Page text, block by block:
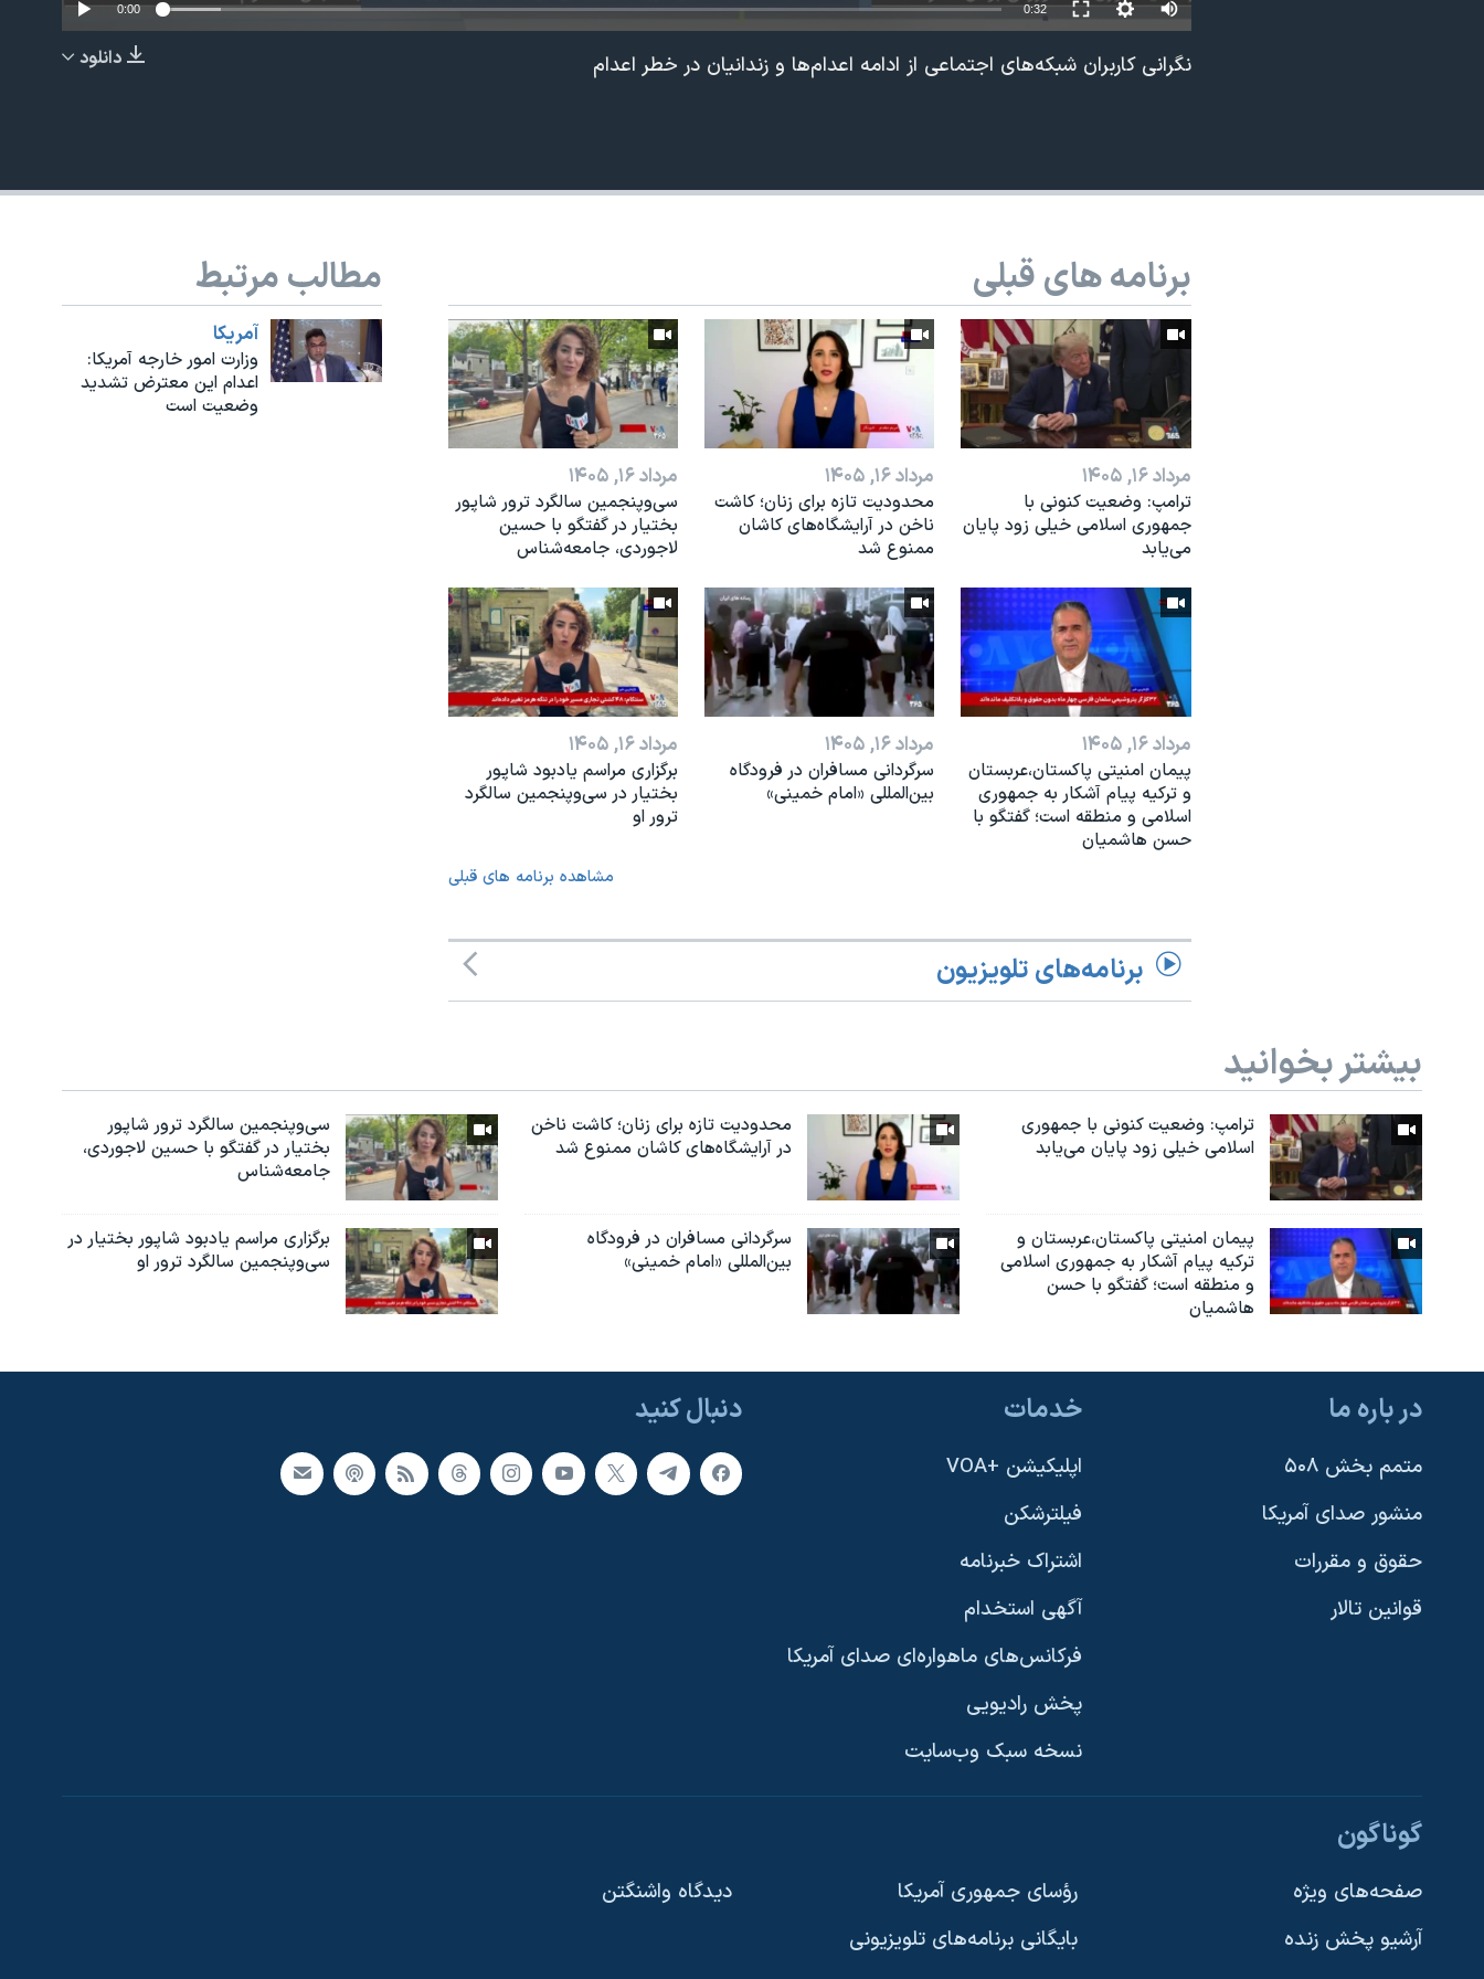
دنبال کنید
زبانهای مختلف
EMBED
0:00 0:32
دانلود نگرانی کاربران شبکه‌های اجتماعی از ادامه اعدام‌ها و زندانیان در خطر اعدام
مطالب مرتبط
آمريکا
وزارت امور خارجه آمریکا:
اعدام این معترض تشدید
وضعیت است
برنامه های قبلی
مرداد ۱۶, ۱۴۰۵
ترامپ: وضعیت کنونی با
جمهوری اسلامی خیلی زود پایان
می‌یابد
مرداد ۱۶, ۱۴۰۵
محدودیت تازه برای زنان؛ کاشت
ناخن در آرایشگاه‌های کاشان
ممنوع شد
مرداد ۱۶, ۱۴۰۵
سی‌وپنجمین سالگرد ترور شاپور
بختیار در گفتگو با حسین
لاجوردی، جامعه‌شناس
مرداد ۱۶, ۱۴۰۵
پیمان امنیتی پاکستان،عربستان
و ترکیه پیام آشکار به جمهوری
اسلامی و منطقه است؛ گفتگو با
حسن هاشمیان
مرداد ۱۶, ۱۴۰۵
سرگردانی مسافران در فرودگاه
بین‌المللی «امام خمینی»
مرداد ۱۶, ۱۴۰۵
برگزاری مراسم یادبود شاپور
بختیار در سی‌وپنجمین سالگرد
ترور او
مشاهده برنامه های قبلی
برنامه‌های تلویزیون
بیشتر بخوانید
ترامپ: وضعیت کنونی با جمهوری
اسلامی خیلی زود پایان می‌یابد
محدودیت تازه برای زنان؛ کاشت ناخن
در آرایشگاه‌های کاشان ممنوع شد
سی‌وپنجمین سالگرد ترور شاپور
بختیار در گفتگو با حسین لاجوردی،
جامعه‌شناس
پیمان امنیتی پاکستان،عربستان و
ترکیه پیام آشکار به جمهوری اسلامی
و منطقه است؛ گفتگو با حسن
هاشمیان
سرگردانی مسافران در فرودگاه
بین‌المللی «امام خمینی»
برگزاری مراسم یادبود شاپور بختیار در
سی‌وپنجمین سالگرد ترور او
دنبال کنید در باره ما
متمم بخش ۵۰۸
منشور صدای آمریکا
حقوق و مقررات
قوانین تالار
خدمات
اپلیکیشن +VOA
فیلترشکن
اشتراک خبرنامه
آگهی استخدام
فرکانس‌های ماهواره‌ای صدای آمریکا
پخش رادیویی
نسخه سبک وب‌سایت
گوناگون
صفحه‌های ویژه
آرشیو پخش زنده
رؤسای جمهوری آمریکا
بایگانی برنامه‌های تلویزیونی
دیدگاه‌ واشنگتن